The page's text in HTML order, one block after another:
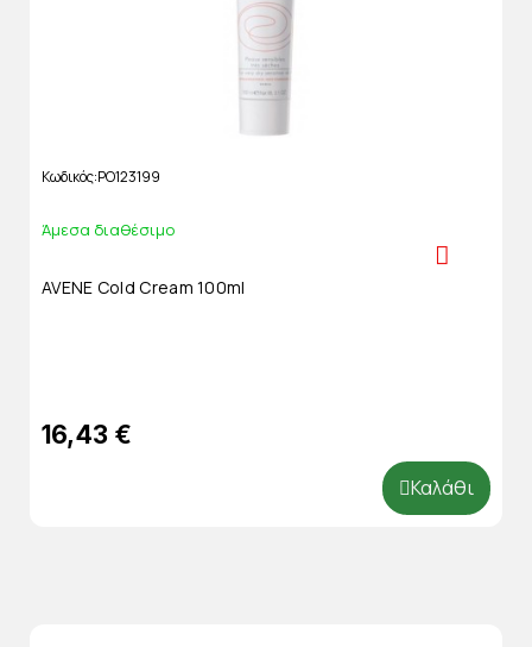
Κωδικός PO123199
Άμεσα διαθέσιμο
AVENE Cold Cream 100ml
16,43 €
Καλάθι